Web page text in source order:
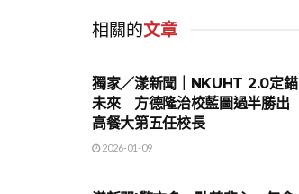
相關的文章
獨家／漾新聞｜NKUHT 2.0定錨
未來 方德隆治校藍圖過半勝出
高餐大第五任校長
2026-01-09